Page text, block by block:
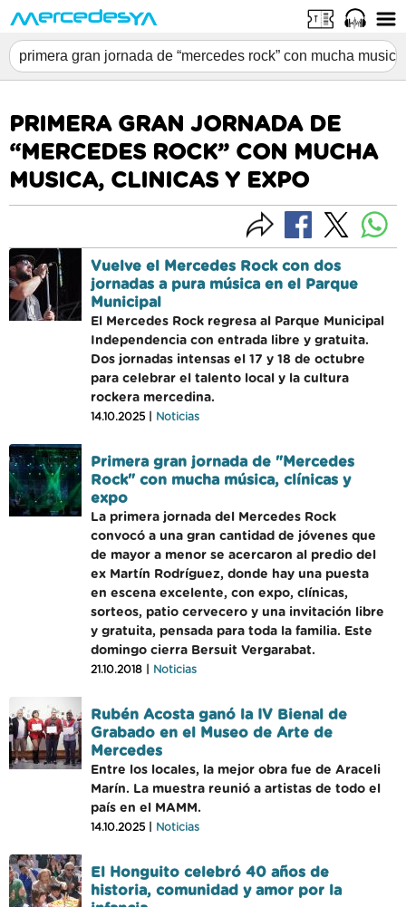
PRIMERA GRAN JORNADA DE
“MERCEDES ROCK” CON MUCHA
MUSICA, CLINICAS Y EXPO
Vuelve el Mercedes Rock con dos
jornadas a pura música en el Parque
Municipal
El Mercedes Rock regresa al Parque Municipal
Independencia con entrada libre y gratuita.
Dos jornadas intensas el 17 y 18 de octubre
para celebrar el talento local y la cultura
rockera mercedina.
14.10.2025 | Noticias
Primera gran jornada de "Mercedes
Rock" con mucha música, clínicas y
expo
La primera jornada del Mercedes Rock
convocó a una gran cantidad de jóvenes que
de mayor a menor se acercaron al predio del
ex Martín Rodríguez, donde hay una puesta
en escena excelente, con expo, clínicas,
sorteos, patio cervecero y una invitación libre
y gratuita, pensada para toda la familia. Este
domingo cierra Bersuit Vergarabat.
21.10.2018 | Noticias
Rubén Acosta ganó la IV Bienal de
Grabado en el Museo de Arte de
Mercedes
Entre los locales, la mejor obra fue de Araceli
Marín. La muestra reunió a artistas de todo el
país en el MAMM.
14.10.2025 | Noticias
El Honguito celebró 40 años de
historia, comunidad y amor por la